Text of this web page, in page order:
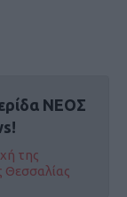
ΝΕΟΣ
της
Θεσσαλίας